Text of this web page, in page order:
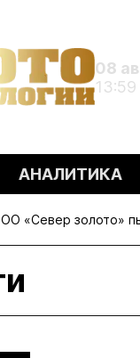
08
АНАЛИТИКА
«Север золото»